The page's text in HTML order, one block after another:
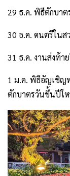
29 ธ.ค. พิธีตักบาต
30 ธ.ค. ดนตรีในส
31 ธ.ค. งานส่งท้า
1 ม.ค. พิธีอัญเชิญ
ตักบาตรวันขึ้นปีใ